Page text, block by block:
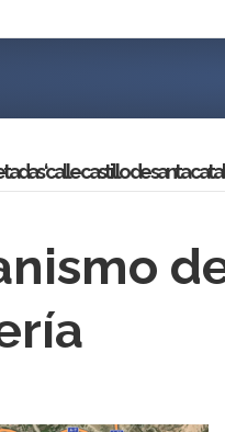
‘calle castillo de santa